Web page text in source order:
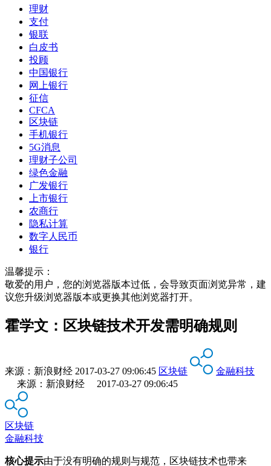
理财
支付
银联
白皮书
投顾
中国银行
网上银行
征信
CFCA
区块链
手机银行
5G消息
理财子公司
绿色金融
广发银行
上市银行
农商行
隐私计算
数字人民币
银行
温馨提示：
敬爱的用户，您的浏览器版本过低，会导致页面浏览异常，建
议您升级浏览器版本或更换其他浏览器打开。
霍学文：区块链技术开发需明确规则
来源： 新浪财经 2017-03-27 09:06:45 区块链
金融科技
来源：新浪财经 2017-03-27 09:06:45
区块链
金融科技
核心提示由于没有明确的规则与规范，区块链技术也带来